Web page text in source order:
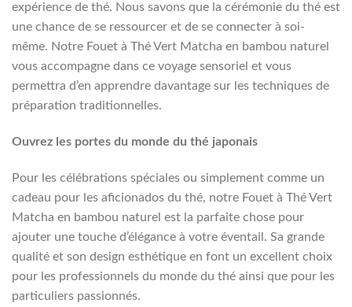
expérience de thé. Nous savons que la cérémonie du thé est
une chance de se ressourcer et de se connecter à soi-
même. Notre Fouet à Thé Vert Matcha en bambou naturel
vous accompagne dans ce voyage sensoriel et vous
permettra d’en apprendre davantage sur les techniques de
préparation traditionnelles.
Ouvrez les portes du monde du thé japonais
Pour les célébrations spéciales ou simplement comme un
cadeau pour les aficionados du thé, notre Fouet à Thé Vert
Matcha en bambou naturel est la parfaite chose pour
ajouter une touche d’élégance à votre éventail. Sa grande
qualité et son design esthétique en font un excellent choix
pour les professionnels du monde du thé ainsi que pour les
particuliers passionnés.